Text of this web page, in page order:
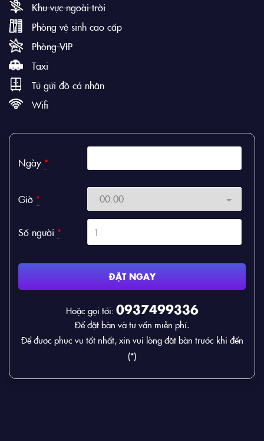
Khu vực ngoài trời
Phòng vệ sinh cao cấp
Phòng VIP
Taxi
Tủ gửi đồ cá nhân
Wifi
Ngày *
Giờ *
Số người *
ĐẶT NGAY
Hoặc gọi tới: 0937499336
Để đặt bàn và tư vấn miễn phí.
Để được phục vụ tốt nhất, xin vui lòng đặt bàn trước khi đến
(*)